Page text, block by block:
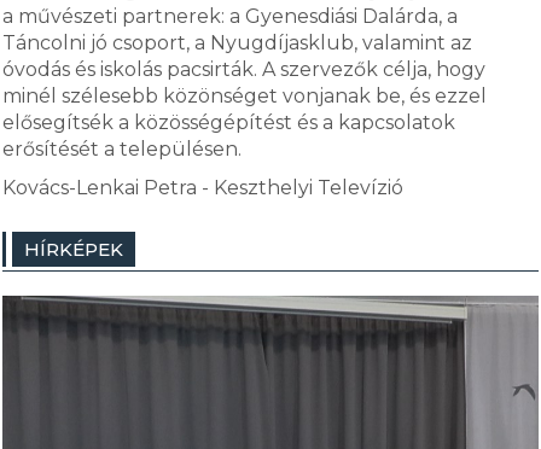
a művészeti partnerek: a Gyenesdiási Dalárda, a
Táncolni jó csoport, a Nyugdíjasklub, valamint az
óvodás és iskolás pacsirták. A szervezők célja, hogy
minél szélesebb közönséget vonjanak be, és ezzel
elősegítsék a közösségépítést és a kapcsolatok
erősítését a településen.
Kovács-Lenkai Petra - Keszthelyi Televízió
HÍRKÉPEK